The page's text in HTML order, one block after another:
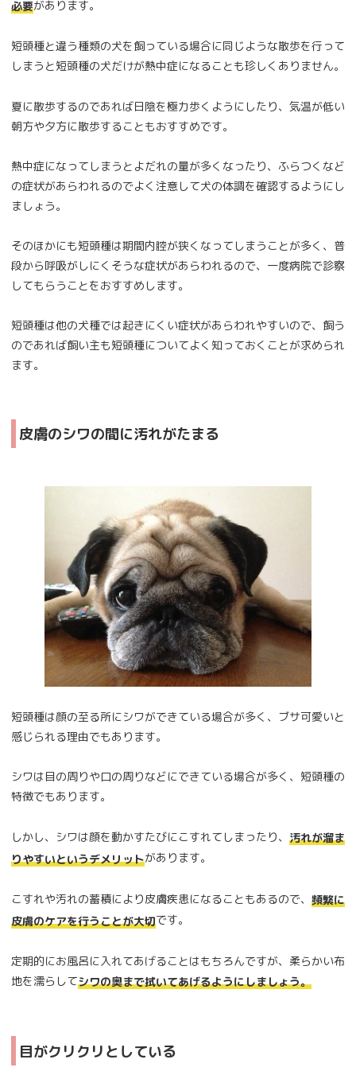
必要があります。
短頭種と違う種類の犬を飼っている場合に同じような散歩を行って
しまうと短頭種の犬だけが熱中症になることも珍しくありません。
夏に散歩するのであれば日陰を極力歩くようにしたり、気温が低い
朝方や夕方に散歩することもおすすめです。
熱中症になってしまうとよだれの量が多くなったり、ふらつくなど
の症状があらわれるのでよく注意して犬の体調を確認するようにし
ましょう。
そのほかにも短頭種は期間内腔が狭くなってしまうことが多く、普
段から呼吸がしにくそうな症状があらわれるので、一度病院で診察
してもらうことをおすすめします。
短頭種は他の犬種では起きにくい症状があらわれやすいので、飼う
のであれば飼い主も短頭種についてよく知っておくことが求められ
ます。
皮膚のシワの間に汚れがたまる
短頭種は顔の至る所にシワができている場合が多く、ブサ可愛いと
感じられる理由でもあります。
シワは目の周りや口の周りなどにできている場合が多く、短頭種の
特徴でもあります。
しかし、シワは顔を動かすたびにこすれてしまったり、 汚れが溜ま
りやすいというデメリットがあります。
こすれや汚れの蓄積により皮膚疾患になることもあるので、 頻繁に
皮膚のケアを行うことが大切です。
定期的にお風呂に入れてあげることはもちろんですが、柔らかい布
地を濡らしてシワの奥まで拭いてあげるようにしましょう。
目がクリクリとしている